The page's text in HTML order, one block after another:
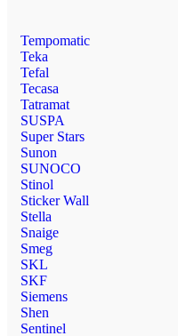
Tempomatic
Teka
Tefal
Tecasa
Tatramat
SUSPA
Super Stars
Sunon
SUNOCO
Stinol
Sticker Wall
Stella
Snaige
Smeg
SKL
SKF
Siemens
Shen
Sentinel